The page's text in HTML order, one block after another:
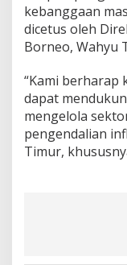
kebanggaan
dicetus oleh
Borneo, Wahyu
“Kami berharap
dapat
mengelola
pengendalian
Timur,